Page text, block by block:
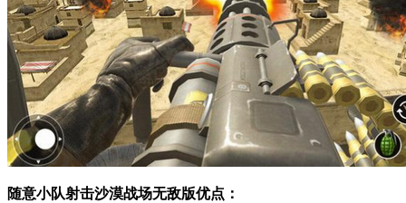
随意小队射击沙漠战场无敌版优点：